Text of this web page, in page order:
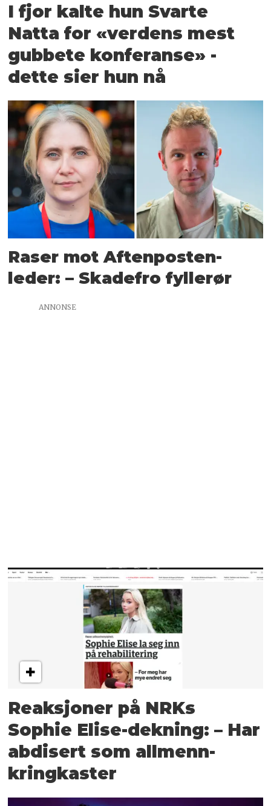
I fjor kalte hun Svarte
Natta for «verdens mest
gubbete konferanse» -
dette sier hun nå
Raser mot Aftenposten-
leder: – Skadefro fyllerør
ANNONSE
Reaksjoner på NRKs
Sophie Elise-dekning: – Har
abdisert som allmenn­
kringkaster